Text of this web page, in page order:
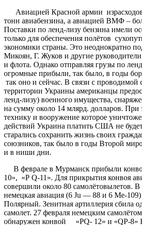
Авиацией Красной армии
тонн авиабензина, а авиацией ВМФ –
Поставки по ленд-лизу бензина имели
только для обеспечения полётов
экономики страны. Это неоднократно
Микоян, Г. Жуков и другие руководители
и флота. Однако отправляя грузы по
огромные прибыли, так было, в годы
так оно и сейчас. В связи с проводимой
территории Украины американцы
ленд-лизу) военного имущества,
на сумму около 14 млярд. долларов. При
технику и вооружение которое
действий Украина платить США не
старались сохранить жизнь своих
союзников, так было в годы Второй
и в ниши дни.
В феврале в Мурманск прибыли
10», «Р Q-11». Для прикрытия конвоя
совершили около 80 самолётовылетов. В
немецкая авиация (6 Ju — 88 и 6 Ме-109)
Полярный. Зенитная артиллерия сбила
самолет. 27 февраля немецким
обнаружен конвой «PQ- 12» и «QР-8»